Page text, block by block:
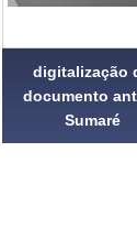
digitalização
documento
Sumaré